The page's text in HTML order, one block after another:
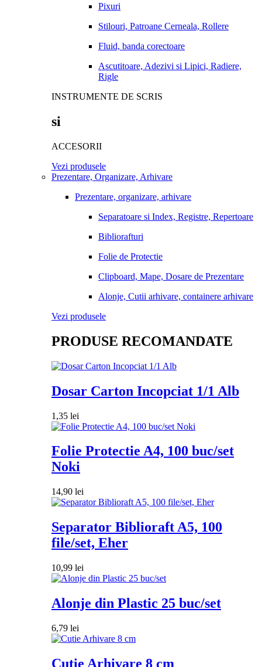
Pixuri
Stilouri, Patroane Cerneala, Rollere
Fluid, banda corectoare
Ascutitoare, Adezivi si Lipici, Radiere,
Rigle
INSTRUMENTE DE SCRIS
si
ACCESORII
Vezi produsele
Prezentare, Organizare, Arhivare
Prezentare, organizare, arhivare
Separatoare si Index, Registre, Repertoare
Bibliorafturi
Folie de Protectie
Clipboard, Mape, Dosare de Prezentare
Alonje, Cutii arhivare, containere arhivare
Vezi produsele
PRODUSE RECOMANDATE
Dosar Carton Incopciat 1/1 Alb
1,35 lei
Folie Protectie A4, 100 buc/set
Noki
14,90 lei
Separator Biblioraft A5, 100
file/set, Eher
10,99 lei
Alonje din Plastic 25 buc/set
6,79 lei
Cutie Arhivare 8 cm